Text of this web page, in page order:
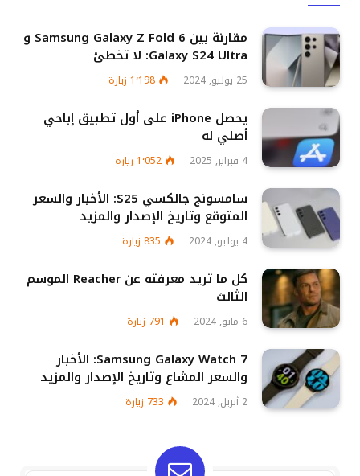
مقارنة بين Samsung Galaxy Z Fold 6 و
Galaxy S24 Ultra: لا تخطئ
25 يوليو, 2024 1٬198 زيارة
يحصل iPhone على أول تطبيق إباحي
أصلي له
4 فبراير, 2025 1٬052 زيارة
سامسونج جالكسي S25: الأخبار والسعر
المتوقع وتاريخ الإصدار والمزيد
4 يوليو, 2024 835 زيارة
كل ما تريد معرفته عن Reacher الموسم
الثالث
6 مايو, 2024 791 زيارة
Samsung Galaxy Watch 7: الأخبار
والسعر المشاع وتاريخ الإصدار والمزيد
2 أبريل, 2024 733 زيارة